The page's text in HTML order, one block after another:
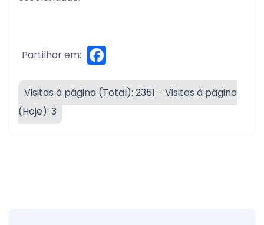
Partilhar em:
Visitas à página (Total): 2351 - Visitas à página
(Hoje): 3